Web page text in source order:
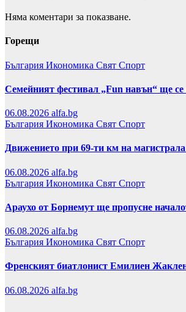
Няма коментари за показване.
Горещи
България Икономика Свят Спорт
Семейният фестивал „Fun навън“ ще се
06.08.2026 alfa.bg
България Икономика Свят Спорт
Движението при 69-ти км на
06.08.2026 alfa.bg
България Икономика Свят Спорт
Араухо от Борнемут ще пропусне
06.08.2026 alfa.bg
България Икономика Свят Спорт
Френският биатлонист Емилиен
06.08.2026 alfa.bg